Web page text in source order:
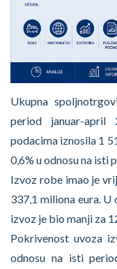
Ukupna
period januar-april
podacima iznosila 1
0,6% u odnosu na isti
Izvoz robe imao je
337,1 miliona eura.
izvoz je bio manji za
Pokrivenost uvoza
odnosu na isti